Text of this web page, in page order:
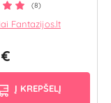
(8)
Fantazijos.lt
Į KREPŠELĮ